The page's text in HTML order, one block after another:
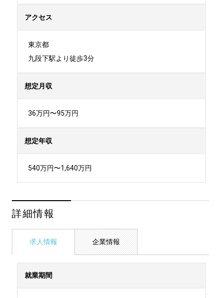
アクセス
東京都
九段下駅より徒歩3分
想定月収
36万円〜95万円
想定年収
540万円〜1,640万円
詳細情報
求人情報 企業情報
就業期間